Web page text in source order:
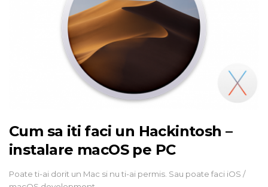
Cum sa iti faci un Hackintosh –
instalare macOS pe PC
Poate ti-ai dorit un Mac si nu ti-ai permis. Sau poate faci iOS /